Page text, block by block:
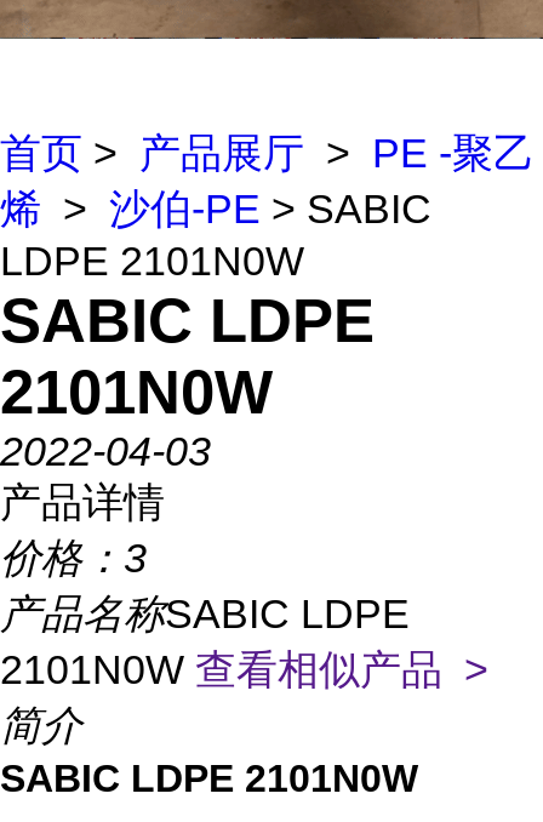
首页 > 产品展厅 > PE -聚乙
烯 > 沙伯-PE > SABIC
LDPE 2101N0W
SABIC LDPE
2101N0W
2022-04-03
产品详情
价格： 3
产品名称SABIC LDPE
2101N0W 查看相似产品 >
简介
SABIC LDPE 2101N0W